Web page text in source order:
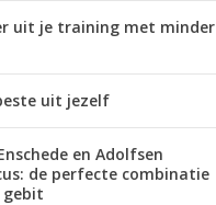
uit je training met minder
uit jezelf
en Adolfsen
de perfecte combinatie
gebit